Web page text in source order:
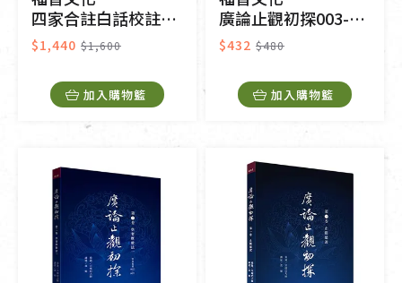
四家合註白話校註集6
$1,440 $1,600
加入購物籃
廣論止觀初探003-學奢摩他法二
$432 $480
加入購物籃